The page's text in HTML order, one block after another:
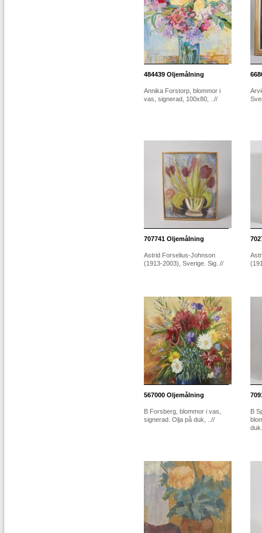
484439 Oljemålning
Annika Forstorp, blommor i
vas, signerad, 100x80, ..//
707741 Oljemålning
Astrid Forselius-Johnson
(1913-2003), Sverige. Sig..//
567000 Oljemålning
B Forsberg, blommor i vas,
signerad. Olja på duk, ..//
B